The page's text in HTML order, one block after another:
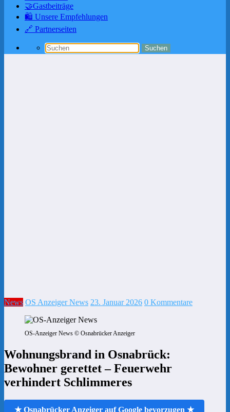
🤝Gastbeiträge
🛍️ Unsere Empfehlungen
🔗 Partnerseiten
News OS Anzeiger News 23. Januar 2026 0 Kommentare
OS-Anzeiger News © Osnabrücker Anzeiger
Wohnungsbrand in Osnabrück:
Bewohner gerettet – Feuerwehr
verhindert Schlimmeres
★ Osnabrücker Anzeiger auf Google bevorzugen ★